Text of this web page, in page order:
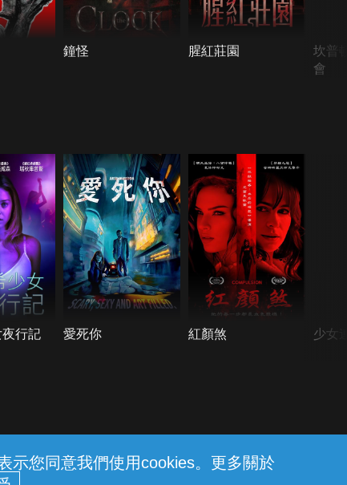
示您同意我們使用cookies。更多關於
鐘怪 腥紅莊園
坎普
會
夜行記 愛死你 紅顏煞 少女